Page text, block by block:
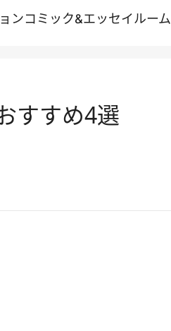
ンコミック&エッセイルーム
すすめ4選